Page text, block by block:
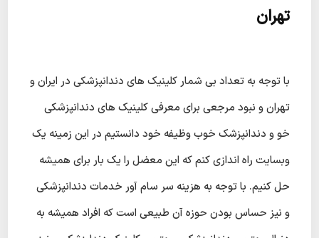
تهران
با توجه به تعداد بی شمار کلینیک های دندانپزشکی در ایران و
تهران و نبود مرجعی برای معرفی کلینیک های دندانپزشکی
خو و دندانپزشک خوب وظیفه خود دانستیم در این زمینه یک
وبسایت راه اندازی کنم که این معضل را یک بار برای همیشه
حل کنیم. با توجه به هزینه سر سام آور خدمات دندانپزشکی
و نیز حساس بودن حوزه آن طبیعی است که افراد همیشه به